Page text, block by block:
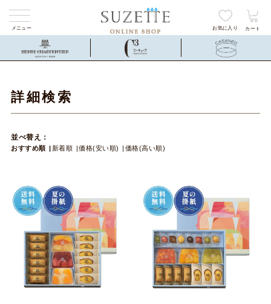
メニュー お気に入り カート
詳細検索
並べ替え：
おすすめ順 新着順 価格(安い順) 価格(高い順)